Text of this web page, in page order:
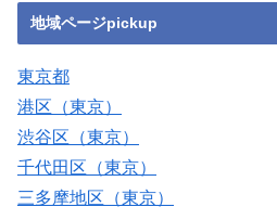
地域ページpickup
東京都
港区（東京）
渋谷区（東京）
千代田区（東京）
三多摩地区（東京）